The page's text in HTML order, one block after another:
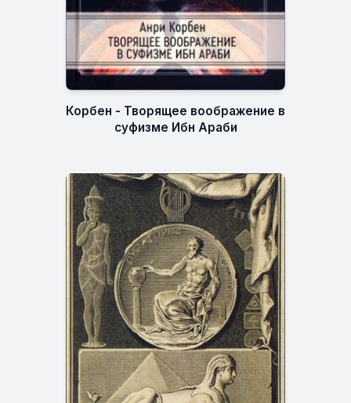
Корбен - Творящее воображение в
суфизме Ибн Араби